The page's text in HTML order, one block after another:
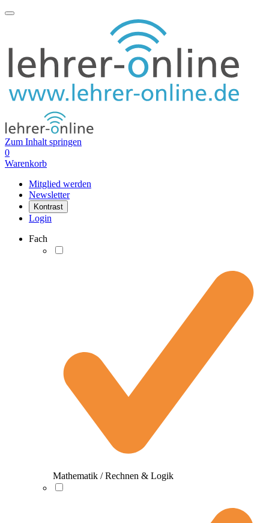
Zum Inhalt springen
0
Warenkorb
Mitglied werden
Newsletter
Kontrast
Login
Fach
Mathematik / Rechnen & Logik